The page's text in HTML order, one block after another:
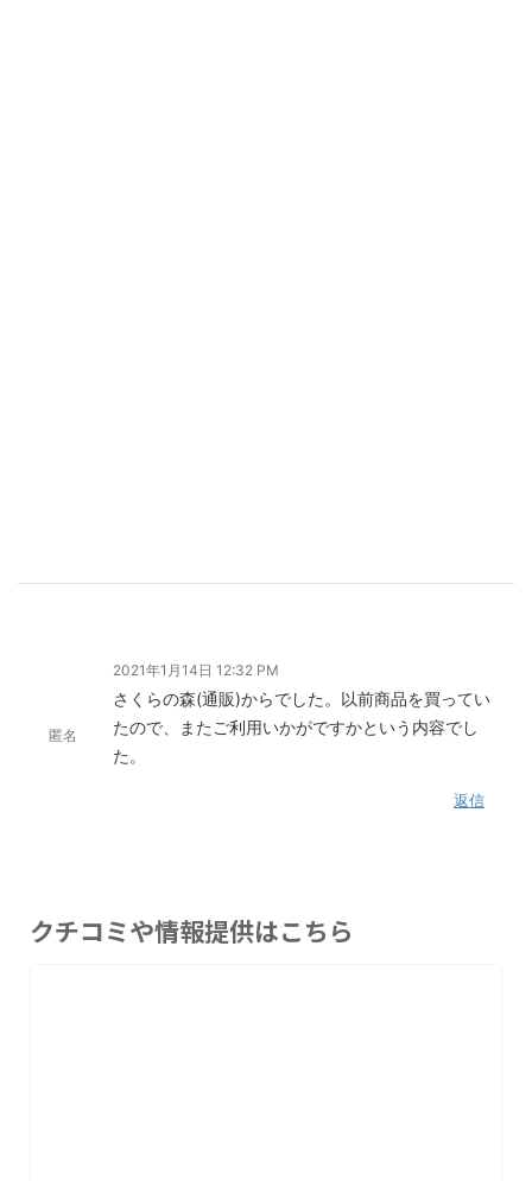
匿名
2021年1月14日 12:32 PM
さくらの森(通販)からでした。以前商品を買ってい
たので、またご利用いかがですかという内容でし
た。
返信
クチコミや情報提供はこちら